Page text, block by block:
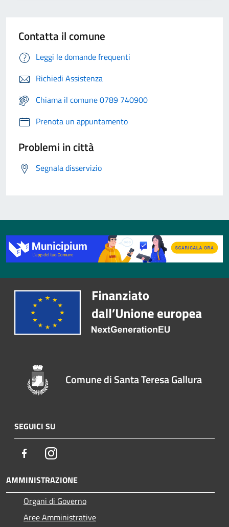
Contatta il comune
Leggi le domande frequenti
Richiedi Assistenza
Chiama il comune 0789 740900
Prenota un appuntamento
Problemi in città
Segnala disservizio
Comune di Santa Teresa Gallura
SEGUICI SU
FacebookInstagram
AMMINISTRAZIONE
Organi di Governo
Aree Amministrative